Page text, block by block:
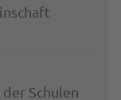
Schulen